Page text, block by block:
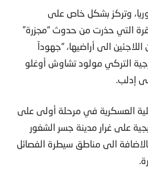
وتركز بشكل خاص على
التي حذرت من حدوث “مجزرة”
الى أراضيها، “جهوداً
التركي مولود تشاوش أوغلو
إدلب.
العسكرية في مرحلة أولى على
على غرار مدينة جسر الشغور
الى مناطق سيطرة الفصائل